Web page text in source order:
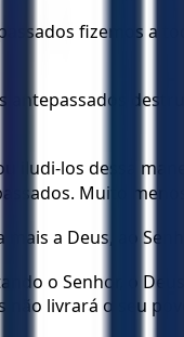
fizemos a
antepassados
iludi-los dessa
Muito
a Deus, ao
o Senhor, o
não livrará o seu